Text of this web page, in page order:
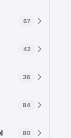
67
42
36
84
80